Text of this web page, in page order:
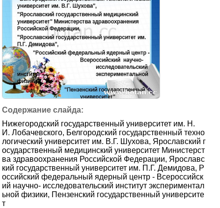
Нижегородский государственный университет им. Н.
И. Лобачевского, Белгородский государственный техно
логический университет им. В.Г. Шухова, Ярославский г
осударственный медицинский университет Министерст
ва здравоохранения Российской Федерации, Ярославс
кий государственный университет им. П.Г. Демидова, Р
оссийский федеральный ядерный центр - Всероссийск
ий научно- исследовательский институт экспериментал
ьной физики, Пензенский государственный университе
т